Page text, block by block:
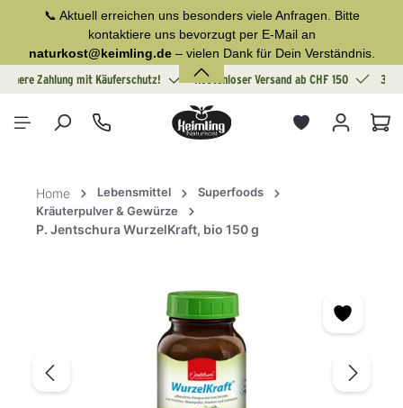
springen
📞 Aktuell erreichen uns besonders viele Anfragen. Bitte
kontaktiere uns bevorzugt per E-Mail an
naturkost@keimling.de– vielen Dank für Dein Verständnis.
Sichere Zahlung mit Käuferschutz!
Kostenloser Versand ab CHF 150 30
Home Lebensmittel
Superfoods
Kräuterpulver & Gewürze
P. Jentschura WurzelKraft, bio 150 g